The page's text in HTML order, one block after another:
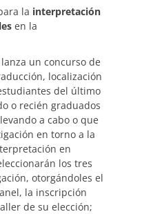
la interpretación
en la
un concurso de
localización
del último
o recién graduados
a cabo o que
en torno a la
en
los tres
otorgándoles el
la inscripción
de su elección;